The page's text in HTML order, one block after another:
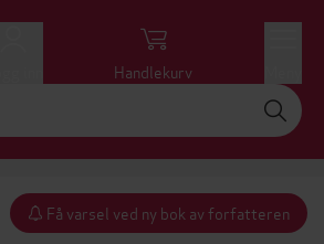
Handlekurv
Få varsel ved ny bok av forfatteren